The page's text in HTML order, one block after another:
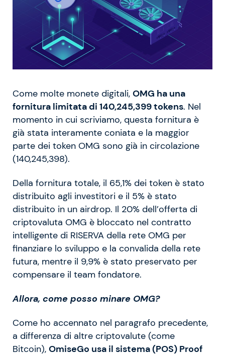
Come molte monete digitali, OMG ha una
fornitura limitata di 140,245,399 tokens. Nel
momento in cui scriviamo, questa fornitura è
già stata interamente coniata e la maggior
parte dei token OMG sono già in circolazione
(140,245,398).
Della fornitura totale, il 65,1% dei token è stato
distribuito agli investitori e il 5% è stato
distribuito in un airdrop. Il 20% dell’offerta di
criptovaluta OMG è bloccato nel contratto
intelligente di RISERVA della rete OMG per
finanziare lo sviluppo e la convalida della rete
futura, mentre il 9,9% è stato preservato per
compensare il team fondatore.
Allora, come posso minare OMG?
Come ho accennato nel paragrafo precedente,
a differenza di altre criptovalute (come
Bitcoin), OmiseGo usa il sistema (POS) Proof